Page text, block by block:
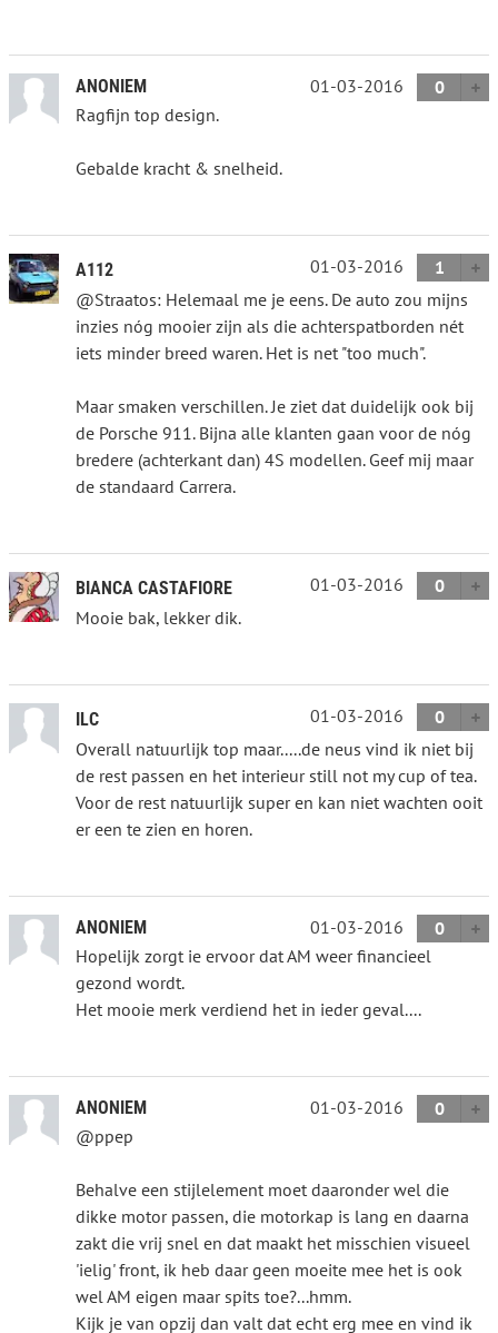
ANONIEM 01-03-2016
0
Ragfijn top design.
Gebalde kracht & snelheid.
A112 01-03-2016
1
@Straatos: Helemaal me je eens. De auto zou mijns
inzies nóg mooier zijn als die achterspatborden nét
iets minder breed waren. Het is net "too much".
Maar smaken verschillen. Je ziet dat duidelijk ook bij
de Porsche 911. Bijna alle klanten gaan voor de nóg
bredere (achterkant dan) 4S modellen. Geef mij maar
de standaard Carrera.
BIANCA CASTAFIORE 01-03-2016
0
Mooie bak, lekker dik.
ILC 01-03-2016
0
Overall natuurlijk top maar.....de neus vind ik niet bij
de rest passen en het interieur still not my cup of tea.
Voor de rest natuurlijk super en kan niet wachten ooit
er een te zien en horen.
ANONIEM 01-03-2016
0
Hopelijk zorgt ie ervoor dat AM weer financieel
gezond wordt.
Het mooie merk verdiend het in ieder geval....
ANONIEM 01-03-2016
0
@ppep
Behalve een stijlelement moet daaronder wel die
dikke motor passen, die motorkap is lang en daarna
zakt die vrij snel en dat maakt het misschien visueel
'ielig' front, ik heb daar geen moeite mee het is ook
wel AM eigen maar spits toe?...hmm.
Kijk je van opzij dan valt dat echt erg mee en vind ik